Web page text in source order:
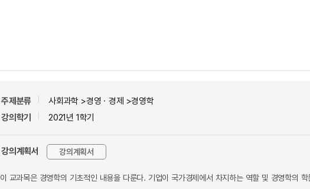
주제분류
사회과학 >경영ㆍ경제 >경영학
강의학기
2021년 1학기
강의계획서 강의계획서
이 교과목은 경영학의 기초적인 내용을 다룬다. 기업이 국가경제에서 차지하는 역할 및 경영학의